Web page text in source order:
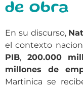
de obra
En su discurso,
el contexto
PIB, 200.000
millones de
Martinica se